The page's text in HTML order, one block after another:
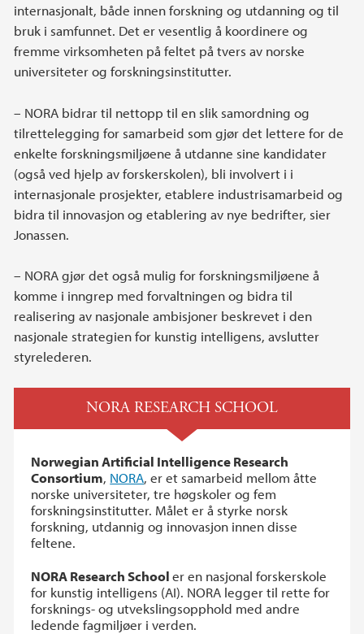
internasjonalt, både innen forskning og utdanning og til
bruk i samfunnet. Det er vesentlig å koordinere og
fremme virksomheten på feltet på tvers av norske
universiteter og forskningsinstitutter.
– NORA bidrar til nettopp til en slik samordning og
tilrettelegging for samarbeid som gjør det lettere for de
enkelte forskningsmiljøene å utdanne sine kandidater
(også ved hjelp av forskerskolen), bli involvert i i
internasjonale prosjekter, etablere industrisamarbeid og
bidra til innovasjon og etablering av nye bedrifter, sier
Jonassen.
– NORA gjør det også mulig for forskningsmiljøene å
komme i inngrep med forvaltningen og bidra til
realisering av nasjonale ambisjoner beskrevet i den
nasjonale strategien for kunstig intelligens, avslutter
styrelederen.
NORA RESEARCH SCHOOL
Norwegian Artificial Intelligence Research
Consortium, NORA, er et samarbeid mellom åtte
norske universiteter, tre høgskoler og fem
forskningsinstitutter. Målet er å styrke norsk
forskning, utdannig og innovasjon innen disse
feltene.
NORA Research Schooler en nasjonal forskerskole
for kunstig intelligens (AI). NORA legger til rette for
forsknings- og utvekslingsopphold med andre
ledende fagmiljøer i verden.